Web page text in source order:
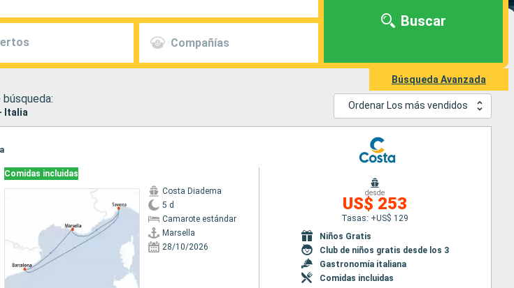
Compañías
Buscar
Búsqueda Avanzada
Italia
Ordenar Los más vendidos
Comidas incluidas
Costa Diadema
5 d
Camarote estándar
Marsella
28/10/2026
desde
US$ 253
Tasas: +US$ 129
Niños Gratis
Club de niños gratis desde los 3
Gastronomía italiana
Comidas incluidas